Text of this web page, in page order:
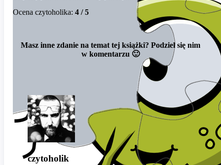
Ocena czytoholika: 4 / 5
Masz inne zdanie na temat tej książki? Podziel się nim
w komentarzu 🙂
czytoholik